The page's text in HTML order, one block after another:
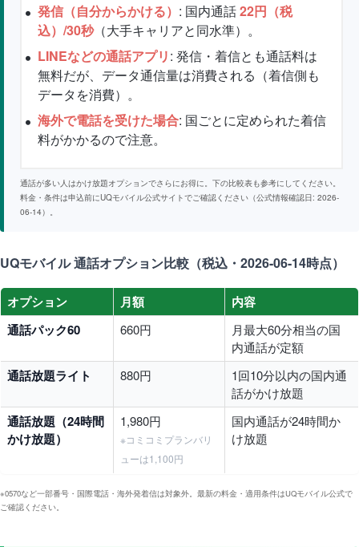
発信（自分からかける） : 国内通話22円（税
込）/30秒（大手キャリアと同水準）。
LINEなどの通話アプリ: 発信・着信とも通話料は
無料だが、データ通信量は消費される（着信側も
データを消費）。
海外で電話を受けた場合: 国ごとに定められた着信
料がかかるので注意。
通話が多い人はかけ放題オプションでさらにお得に。下の比較表も参考にしてください。
料金・条件は申込前にUQモバイル公式サイトでご確認ください（公式情報確認日: 2026-
06-14）。
UQモバイル 通話オプション比較（税込・2026-06-14時点）
オプション 月額
内容
通話パック60
660円
月最大60分相当の国
内通話が定額
通話放題ライト 880円
1回10分以内の国内通
話がかけ放題
通話放題（24時間
かけ放題）
1,980円
※コミコミプランバリ
ューは1,100円
国内通話が24時間か
け放題
※0570など一部番号・国際電話・海外発着信は対象外。最新の料金・適用条件はUQモバイル公式で
ご確認ください。